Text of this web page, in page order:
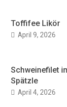
Toffifee Likör
April 9, 2026
Schweinefilet
Spätzle
April 4, 2026